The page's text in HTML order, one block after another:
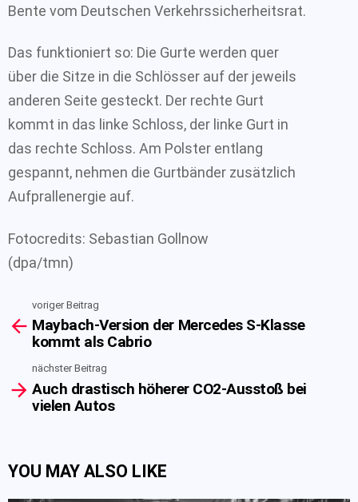
Bente vom Deutschen Verkehrssicherheitsrat.
Das funktioniert so: Die Gurte werden quer
über die Sitze in die Schlösser auf der jeweils
anderen Seite gesteckt. Der rechte Gurt
kommt in das linke Schloss, der linke Gurt in
das rechte Schloss. Am Polster entlang
gespannt, nehmen die Gurtbänder zusätzlich
Aufprallenergie auf.
Fotocredits: Sebastian Gollnow
(dpa/tmn)
more
voriger Beitrag
Maybach-Version der Mercedes S-Klasse
kommt als Cabrio
nächster Beitrag
Auch drastisch höherer CO2-Ausstoß bei
vielen Autos
YOU MAY ALSO LIKE